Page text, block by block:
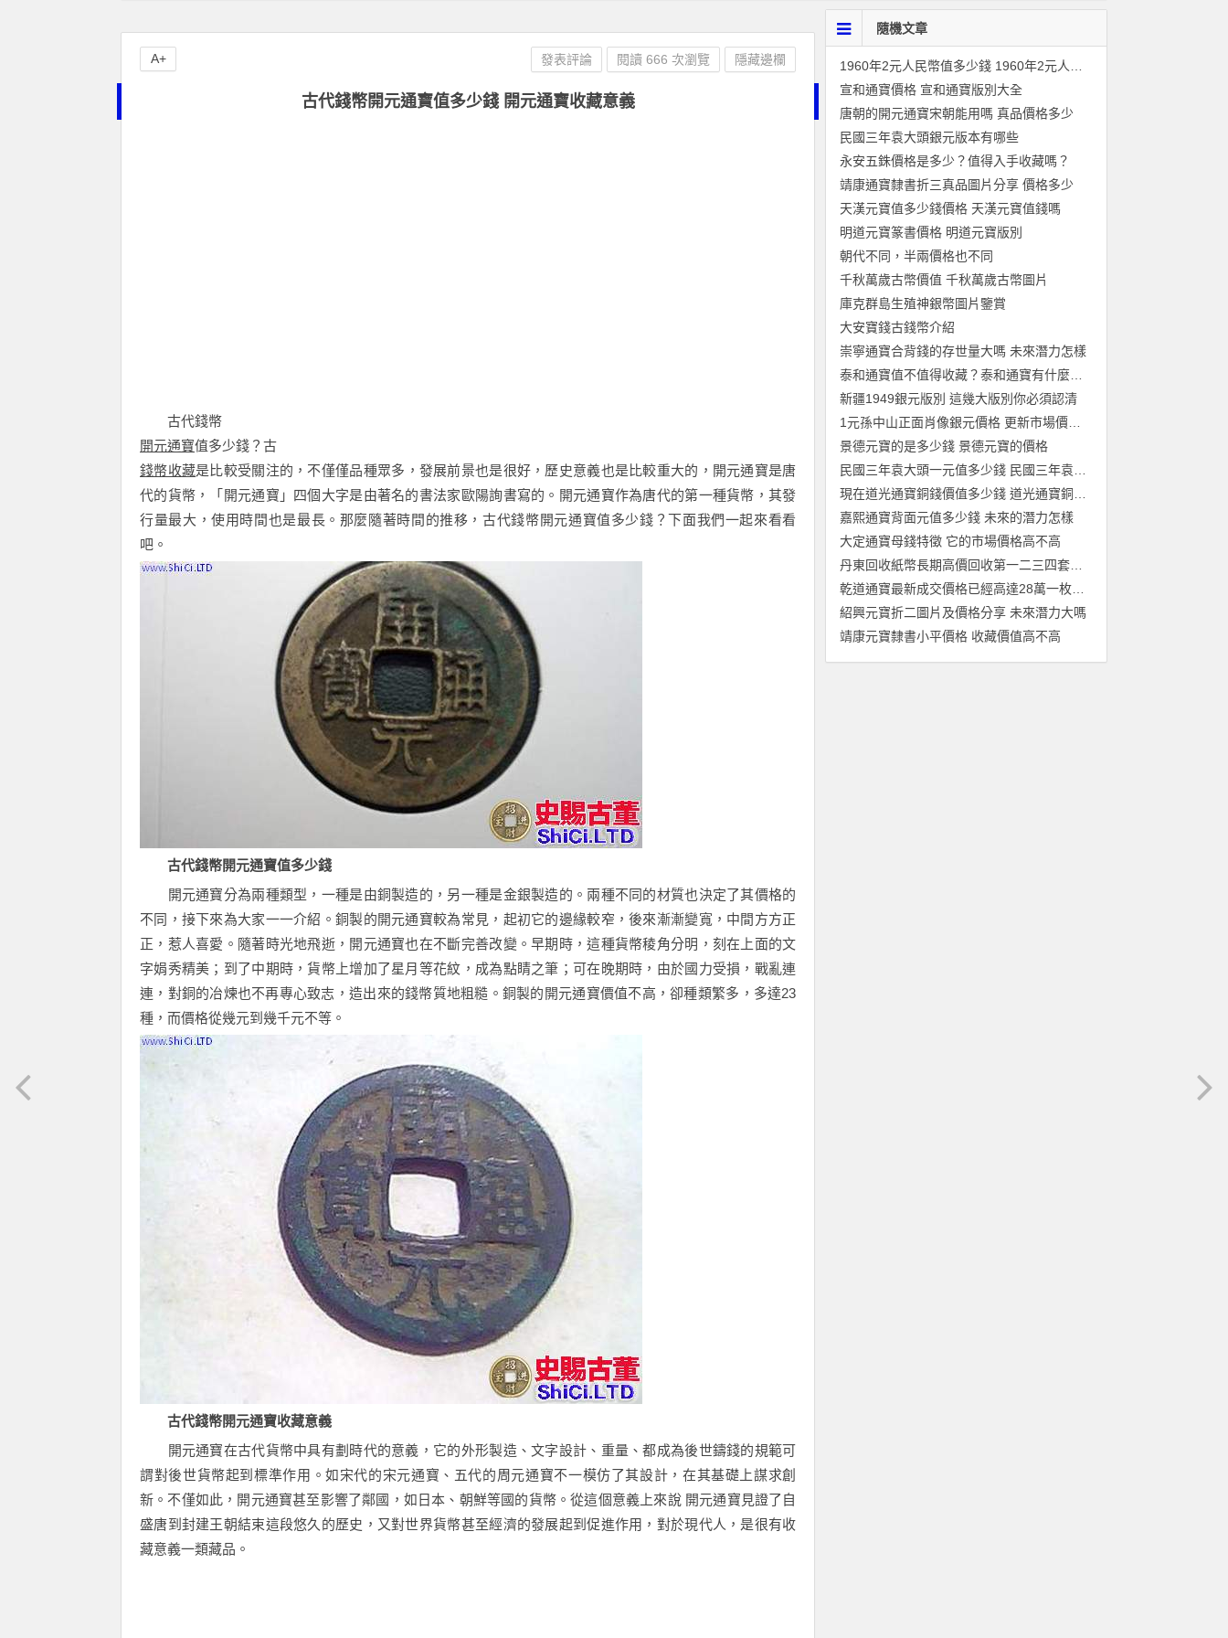
古代錢幣開元通寶值多少錢 開元通寶收藏意義
古代錢幣
開元通寶值多少錢？古
錢幣收藏是比較受關注的，不僅僅品種眾多，發展前景也是很好，歷史意義也是比較重大的，開元通寶是唐
代的貨幣，「開元通寶」四個大字是由著名的書法家歐陽詢書寫的。開元通寶作為唐代的第一種貨幣，其發
行量最大，使用時間也是最長。那麼隨著時間的推移，古代錢幣開元通寶值多少錢？下面我們一起來看看
吧。
古代錢幣開元通寶值多少錢
開元通寶分為兩種類型，一種是由銅製造的，另一種是金銀製造的。兩種不同的材質也決定了其價格的
不同，接下來為大家一一介紹。銅製的開元通寶較為常見，起初它的邊緣較窄，後來漸漸變寬，中間方方正
正，惹人喜愛。隨著時光地飛逝，開元通寶也在不斷完善改變。早期時，這種貨幣稜角分明，刻在上面的文
字娟秀精美；到了中期時，貨幣上增加了星月等花紋，成為點睛之筆；可在晚期時，由於國力受損，戰亂連
連，對銅的冶煉也不再專心致志，造出來的錢幣質地粗糙。銅製的開元通寶價值不高，卻種類繁多，多達23
種，而價格從幾元到幾千元不等。
古代錢幣開元通寶收藏意義
開元通寶在古代貨幣中具有劃時代的意義，它的外形製造、文字設計、重量、都成為後世鑄錢的規範可
謂對後世貨幣起到標準作用。如宋代的宋元通寶、五代的周元通寶不一模仿了其設計，在其基礎上謀求創
新。不僅如此，開元通寶甚至影響了鄰國，如日本、朝鮮等國的貨幣。從這個意義上來說 開元通寶見證了自
盛唐到封建王朝結束這段悠久的歷史，又對世界貨幣甚至經濟的發展起到促進作用，對於現代人，是很有收
藏意義一類藏品。
發表評論 閱讀 666 次瀏覽 隱藏邊欄
A+
隨機文章
宣和通寶價格 宣和通寶版別大全
唐朝的開元通寶宋朝能用嗎 真品價格多少
民國三年袁大頭銀元版本有哪些
永安五銖價格是多少？值得入手收藏嗎？
靖康通寶隸書折三真品圖片分享 價格多少
天漢元寶值多少錢價格 天漢元寶值錢嗎
明道元寶篆書價格 明道元寶版別
朝代不同，半兩價格也不同
千秋萬歲古幣價值 千秋萬歲古幣圖片
庫克群島生殖神銀幣圖片鑒賞
大安寶錢古錢幣介紹
崇寧通寶合背錢的存世量大嗎 未來潛力怎樣
新疆1949銀元版別 這幾大版別你必須認清
景德元寶的是多少錢 景德元寶的價格
嘉熙通寶背面元值多少錢 未來的潛力怎樣
大定通寶母錢特徵 它的市場價格高不高
紹興元寶折二圖片及價格分享 未來潛力大嗎
靖康元寶隸書小平價格 收藏價值高不高